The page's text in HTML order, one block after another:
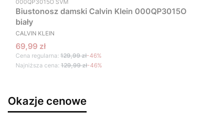
000QP3015O SVM
Biustonosz damski Calvin Klein 000QP3015O
biały
PRODUCENT
CALVIN KLEIN
Cena promocyjna
69,99 zł
Cena regularna: 129,99 zł-46%
Najniższa cena: 129,99 zł-46%
Okazje cenowe